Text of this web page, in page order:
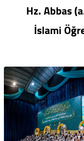
Hz. Abbas
İslami